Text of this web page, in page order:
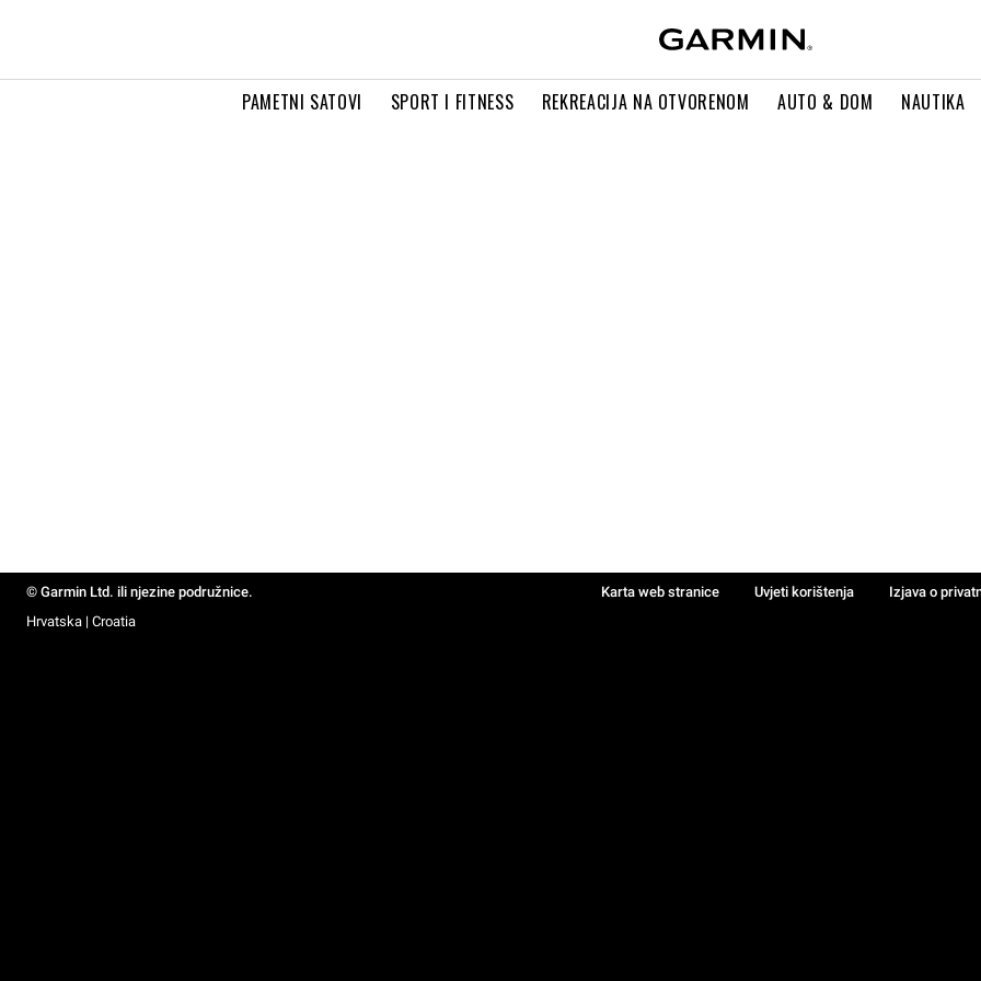
PAMETNI SATOVI SPORT I FITNESS REKREACIJA NA OTVORENOM AUTO & DOM NAUTIKA
© Garmin Ltd. ili njezine podružnice. Karta web stranice Uvjeti korištenja Izjava o
Hrvatska | Croatia